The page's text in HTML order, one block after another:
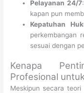
Pelayanan 24/7
kapan pun
Kepatuhan
perkembangan
sesuai dengan
Kenapa
Profesional
Meskipun secara teori